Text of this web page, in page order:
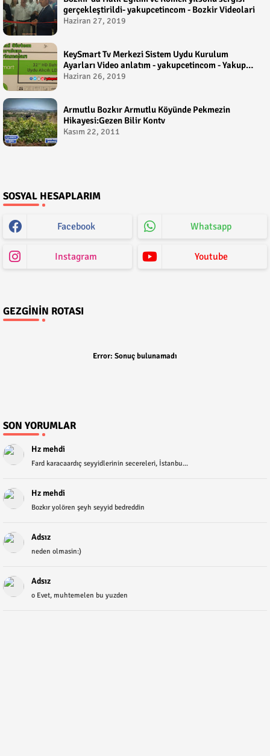
gerçekleştirildi- yakupcetincom - Bozkir Videolari
Haziran 27, 2019
KeySmart Tv Merkezi Sistem Uydu Kurulum
Ayarları Video anlatım - yakupcetincom - Yakup
Çetin
Haziran 26, 2019
Armutlu Bozkır Armutlu Köyünde Pekmezin
Hikayesi:Gezen Bilir Kontv
Kasım 22, 2011
SOSYAL HESAPLARIM
Facebook Whatsapp
Instagram Youtube
GEZGININ ROTASI
Error: Sonuç bulunamadı
SON YORUMLAR
Hz mehdi
Fard karacaardıç seyyidlerinin secereleri, İstanbu...
Hz mehdi
Bozkır yolören şeyh seyyid bedreddin
Adsız
neden olmasin:)
Adsız
o Evet, muhtemelen bu yuzden